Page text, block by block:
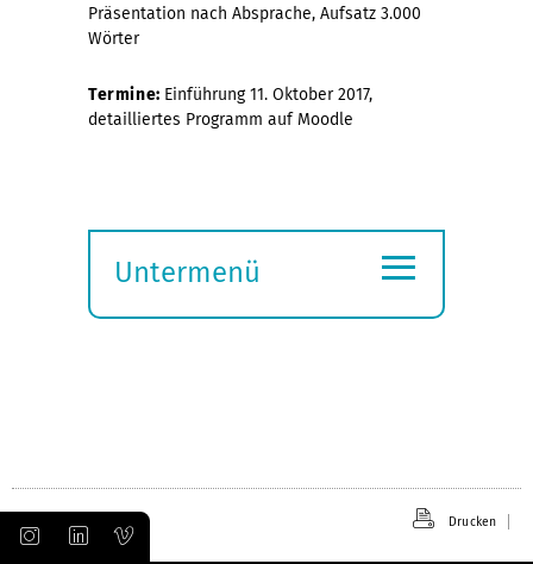
Präsentation nach Absprache, Aufsatz 3.000
Wörter
Termine: Einführung 11. Oktober 2017,
detailliertes Programm auf Moodle
Untermenü
≡
Drucken